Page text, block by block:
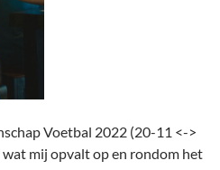
Voetbal 2022 (20-11 <->
mij opvalt op en rondom het